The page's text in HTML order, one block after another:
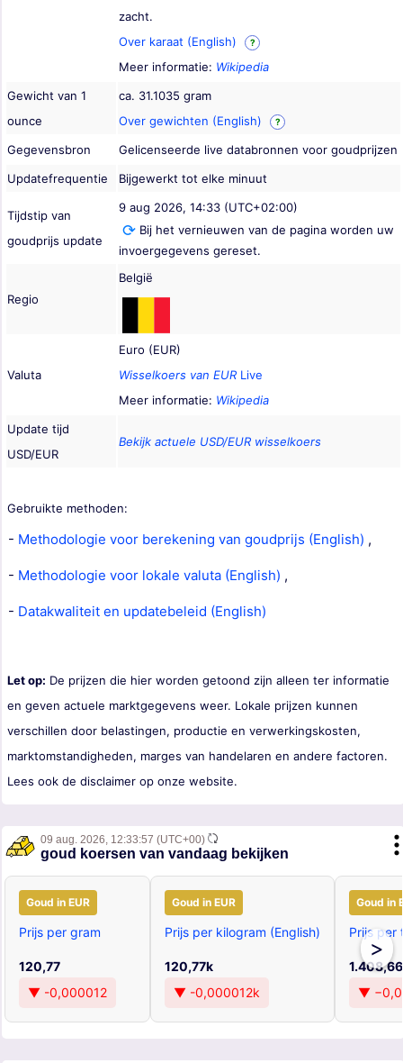
zacht.
Over karaat (English)
?
Meer informatie: Wikipedia
Gewicht van 1
ounce
ca. 31.1035 gram
Over gewichten (English)
?
Gegevensbron
Gelicenseerde live databronnen voor goudprijzen
Updatefrequentie
Bijgewerkt tot elke minuut
Tijdstip van
goudprijs update
9 aug 2026, 14:33 (UTC+02:00)
Bij het vernieuwen van de pagina worden uw
invoergegevens gereset.
Regio
België
Valuta
Euro (EUR)
Wisselkoers van EUR Live
Meer informatie: Wikipedia
Update tijd
USD/EUR
Bekijk actuele USD/EUR wisselkoers
Gebruikte methoden:
- Methodologie voor berekening van goudprijs (English) ,
- Methodologie voor lokale valuta (English) ,
- Datakwaliteit en updatebeleid (English)
Let op: De prijzen die hier worden getoond zijn alleen ter informatie
en geven actuele marktgegevens weer. Lokale prijzen kunnen
verschillen door belastingen, productie en verwerkingskosten,
marktomstandigheden, marges van handelaren en andere factoren.
Lees ook de disclaimer op onze website.
09 aug. 2026, 12:33:57 (UTC+00)
goud koersen van vandaag bekijken
Goud in EUR
Prijs per gram
120,77
▼ -0,000012
Goud in EUR
Prijs per kilogram (English)
120,77k
▼ -0,000012k
Goud in
Prijs per
1.408,66
▼
>